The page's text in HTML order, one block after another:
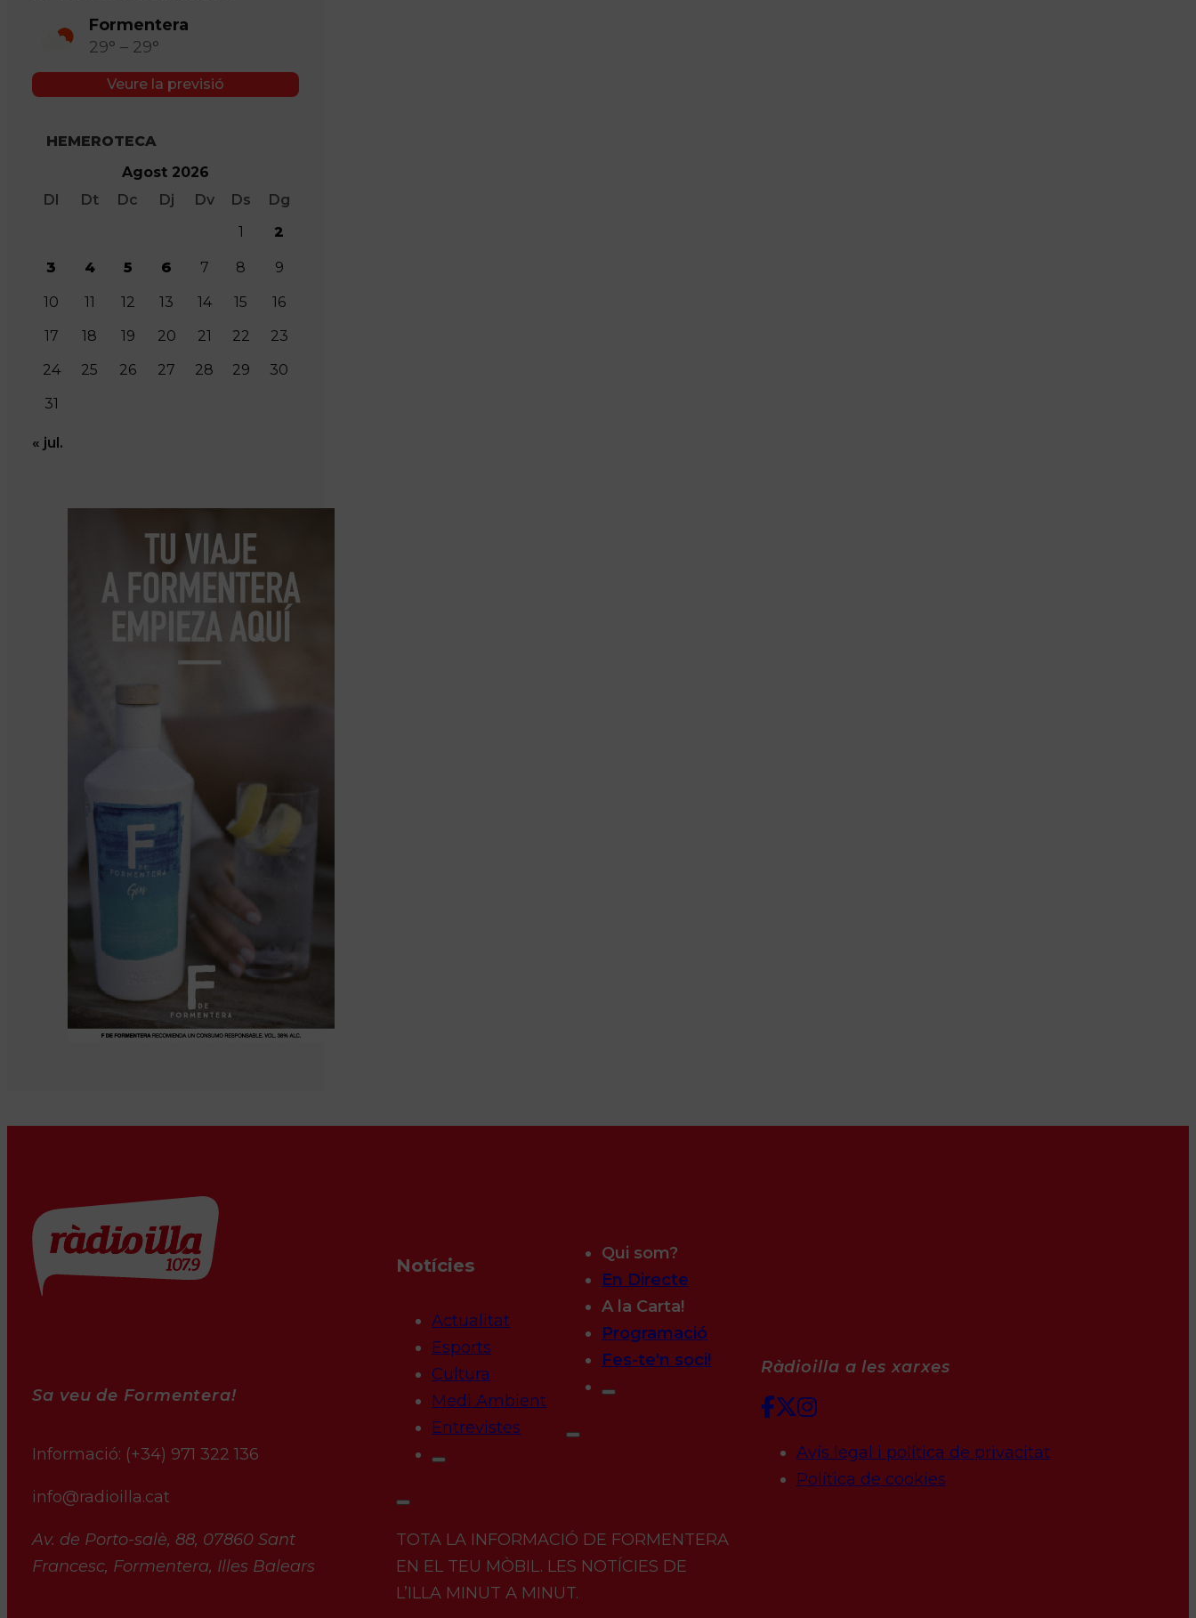
Formentera
29° – 29°
Veure la previsió
HEMEROTECA
Agost 2026
Dl
Dt Dc Dj Dv Ds
Dg
1
2
3 4 5 6 7 8 9
10 11 12 13 14 15
16
17
18 19 20 21 22
23
24
25 26 27 28 29
30
31
« jul.
Sa veu de Formentera!
Informació: (+34) 971 322 136
info@radioilla.cat
Av. de Porto-salè, 88, 07860 Sant
Francesc, Formentera, Illes Balears
Notícies
Actualitat
Esports
Cultura
Medi Ambient
Entrevistes
Qui som?
En Directe
A la Carta!
Programació
Fes-te'n soci!
TOTA LA INFORMACIÓ DE FORMENTERA
EN EL TEU MÒBIL. LES NOTÍCIES DE
L’ILLA MINUT A MINUT.
Ràdioilla a les xarxes
Avís legal i política de privacitat
Política de cookies